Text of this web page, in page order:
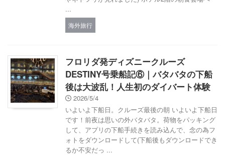
...
海外旅行
フロリダ発ディズニークルーズ
DESTINY号乗船記⑥｜バタバタの下船
後は大波乱！人生初のダイバート体験
2026/5/4
いよいよ下船日。クルーズ最後の朝 いよいよ下船日
です！前夜は思いの外バタバタ。荷物をパッキング
して、アプリの下船手続きを読み込んで、念の為フ
ォトをダウンロードして(下船後もダウンロードでき
るか不安だっ ...